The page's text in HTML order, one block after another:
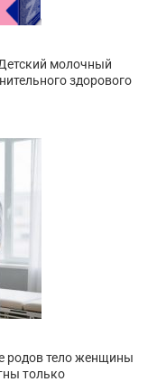
молочный
здорового
родов тело женщины
только